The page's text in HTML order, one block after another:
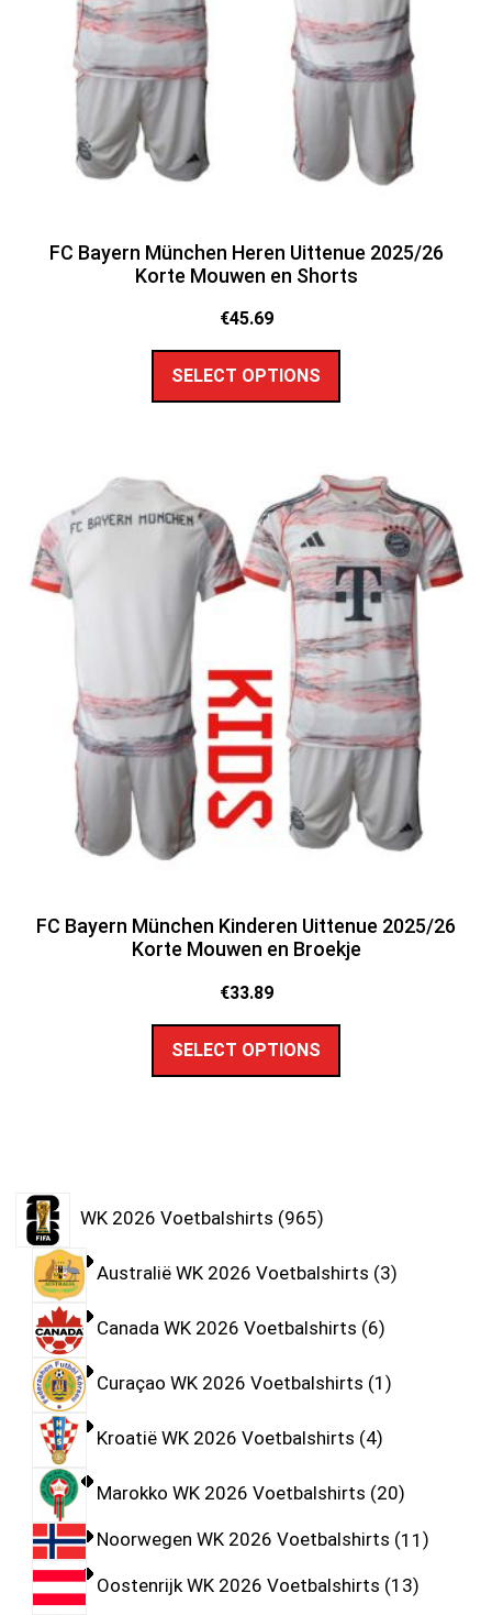
FC Bayern München Heren Uittenue 2025/26
Korte Mouwen en Shorts
€45.69
SELECT OPTIONS
FC Bayern München Kinderen Uittenue 2025/26
Korte Mouwen en Broekje
€33.89
SELECT OPTIONS
WK 2026 Voetbalshirts 965
Australië WK 2026 Voetbalshirts 3
Canada WK 2026 Voetbalshirts 6
Curaçao WK 2026 Voetbalshirts 1
Kroatië WK 2026 Voetbalshirts 4
Marokko WK 2026 Voetbalshirts 20
Noorwegen WK 2026 Voetbalshirts 11
Oostenrijk WK 2026 Voetbalshirts 13